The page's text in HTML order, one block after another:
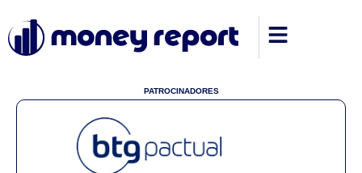
PATROCINADORES